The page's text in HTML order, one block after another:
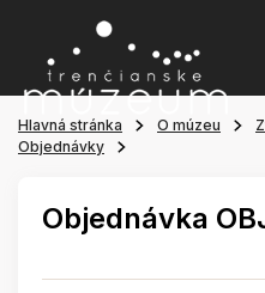
Hlavná stránka O múzeu
Objednávky
Objednávka